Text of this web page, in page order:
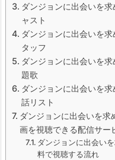
ダンジョンに出会いを
ャスト
ダンジョンに出会いを
タッフ
ダンジョンに出会いを
題歌
ダンジョンに出会いを
話リスト
ダンジョンに出会いを求
画を視聴できる配信サー
ダンジョンに出会い
料で視聴する流れ